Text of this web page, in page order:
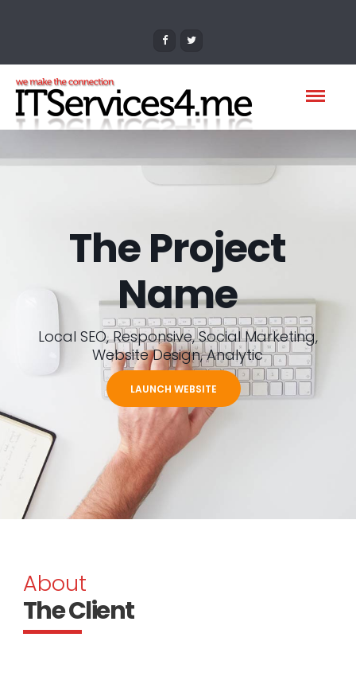
The Project
Name
Local SEO, Responsive, Social Marketing,
Website Design, Analytic
LAUNCH WEBSITE
About
The Client